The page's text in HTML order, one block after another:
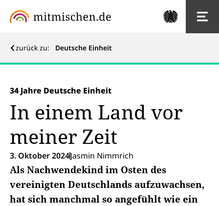
zurück zu: Deutsche Einheit
34 Jahre Deutsche Einheit
In einem Land vor
meiner Zeit
3. Oktober 2024Jasmin Nimmrich
Als Nachwendekind im Osten des
vereinigten Deutschlands aufzuwachsen,
hat sich manchmal so angefühlt wie ein